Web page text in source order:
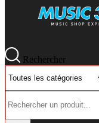
Rechercher